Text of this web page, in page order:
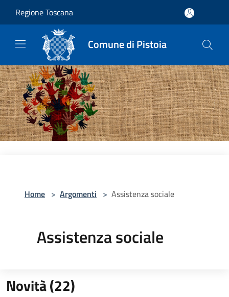
Regione Toscana
Comune di Pistoia
Home > Argomenti > Assistenza sociale
Assistenza sociale
Novità (22)